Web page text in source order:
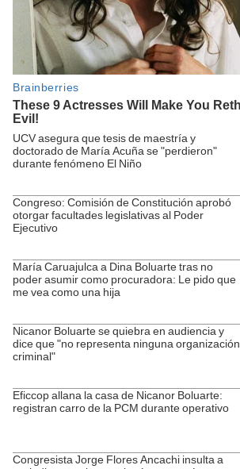
UCV asegura que tesis de maestría y
doctorado de María Acuña se "perdieron"
durante fenómeno El Niño
Congreso: Comisión de Constitución aprobó
otorgar facultades legislativas al Poder
Ejecutivo
María Caruajulca a Dina Boluarte tras no
poder asumir como procuradora: Le pido que
me vea como una hija
Nicanor Boluarte se quiebra en audiencia y
dice que "no representa ninguna organización
criminal"
Eficcop allana la casa de Nicanor Boluarte:
registran carro de la PCM durante operativo
Congresista Jorge Flores Ancachi insulta a